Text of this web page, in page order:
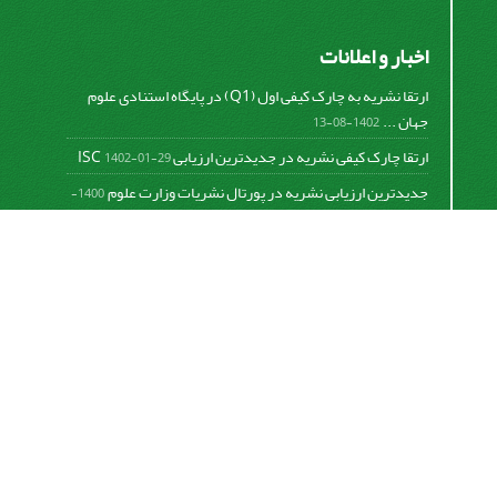
اخبار و اعلانات
ارتقا نشریه به چارک کیفی اول (Q1) در پایگاه استنادی علوم
جهان ...1402-08-13
ارتقا چارک کیفی نشریه در جدیدترین ارزیابی ISC1402-01-29
جدیدترین ارزیابی نشریه در پورتال نشریات وزارت علوم
1400-